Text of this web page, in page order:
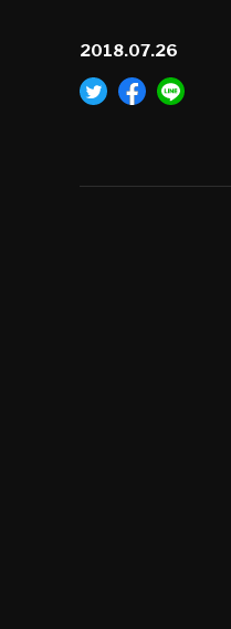
2018.07.26